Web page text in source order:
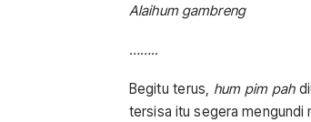
Alaihum gambreng
……..
Begitu terus, hum pim pah
tersisa itu segera mengundi